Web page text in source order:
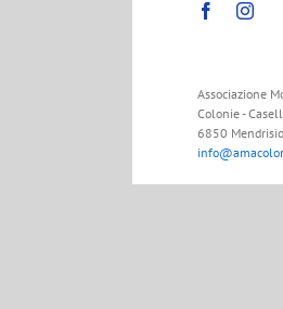
Facebook
Associazione
Colonie -
6850 Mendrisio